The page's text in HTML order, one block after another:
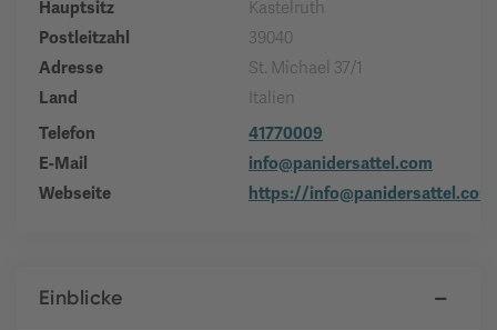
Hauptsitz
Kastelruth
Postleitzahl
39040
Adresse
St. Michael 37/1
Land
Italien
Telefon
41770009
E-Mail
info@panidersattel.com
Webseite
https://info@panidersattel.com
Einblicke